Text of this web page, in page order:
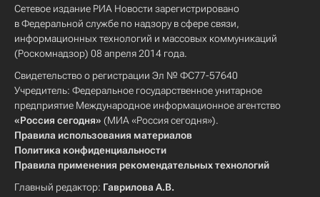
Сетевое издание РИА Новости зарегистрировано
в Федеральной службе по надзору в сфере связи,
информационных технологий и массовых коммуникаций
(Роскомнадзор) 08 апреля 2014 года.
Свидетельство о регистрации Эл № ФС77-57640
Учредитель: Федеральное государственное унитарное
предприятие Международное информационное агентство
«Россия сегодня» (МИА «Россия сегодня»).
Правила использования материалов
Политика конфиденциальности
Правила применения рекомендательных технологий
Главный редактор: Гаврилова А.В.